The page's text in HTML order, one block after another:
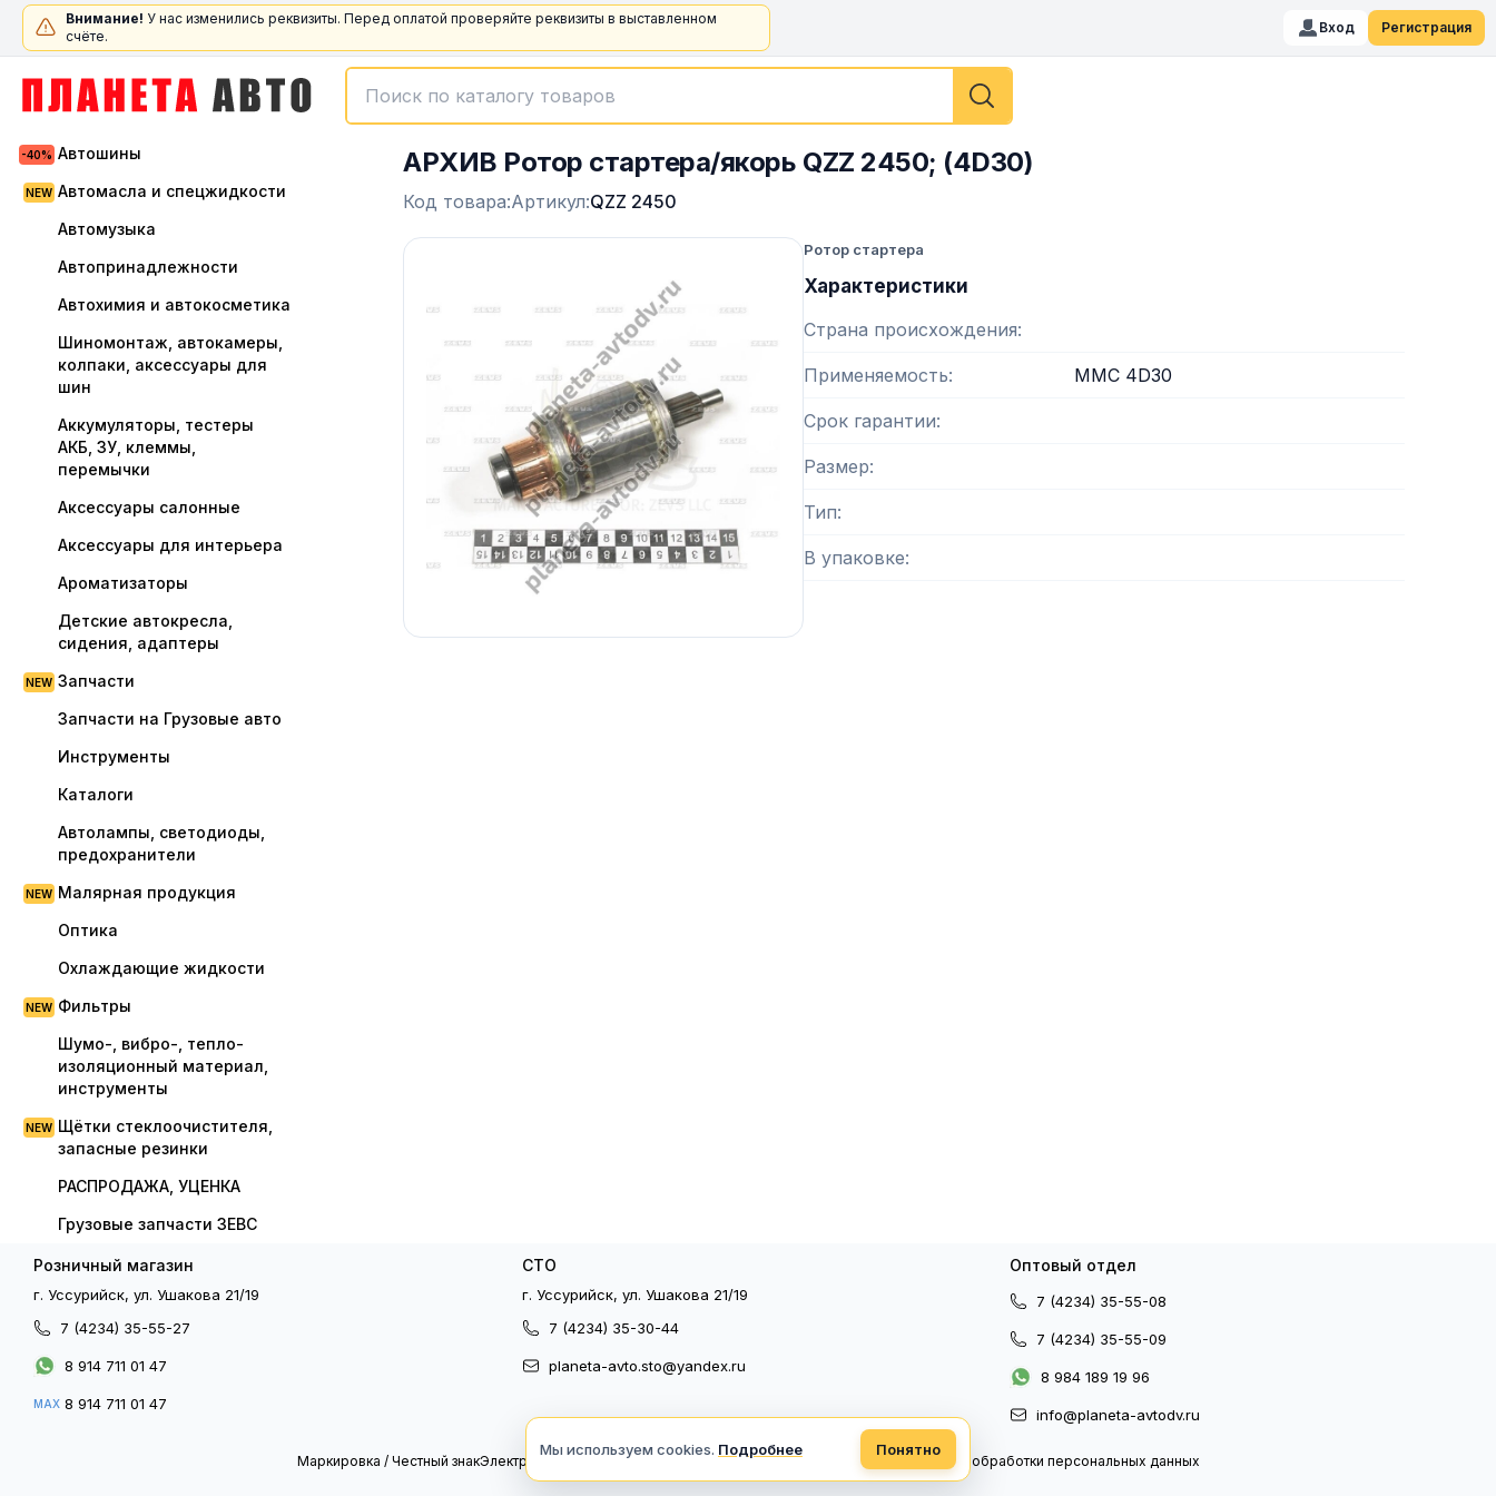
Внимание! У нас изменились реквизиты. Перед оплатой проверяйте реквизиты в выставленном
счёте.
Вход Регистрация
Автошины
Автомасла и спецжидкости
Автомузыка
Автопринадлежности
Автохимия и автокосметика
Шиномонтаж, автокамеры,
колпаки, аксессуары для
шин
Аккумуляторы, тестеры
АКБ, ЗУ, клеммы,
перемычки
Аксессуары салонные
Аксессуары для интерьера
Ароматизаторы
Детские автокресла,
сидения, адаптеры
Запчасти
Запчасти на Грузовые авто
Инструменты
Каталоги
Автолампы, светодиоды,
предохранители
Малярная продукция
Оптика
Охлаждающие жидкости
Фильтры
Шумо-, вибро-, тепло-
изоляционный материал,
инструменты
Щётки стеклоочистителя,
запасные резинки
РАСПРОДАЖА, УЦЕНКА
Грузовые запчасти ЗЕВС
АРХИВ Ротор стартера/якорь QZZ 2450; (4D30)
Код товара:Артикул:QZZ 2450
Ротор стартера
Характеристики
Страна происхождения
Применяемость MMC 4D30
Срок гарантии
Размер
Тип
В упаковке
Розничный магазин
г. Уссурийск, ул. Ушакова 21/19
7 (4234) 35-55-27
8 914 711 01 47
MAX 8 914 711 01 47
СТО
г. Уссурийск, ул. Ушакова 21/19
7 (4234) 35-30-44
planeta-avto.sto@yandex.ru
Оптовый отдел
7 (4234) 35-55-08
7 (4234) 35-55-09
8 984 189 19 96
info@planeta-avtodv.ru
Маркировка / Честный знакЭлектронный документооборот Политика конфиденциальности Политика обработки персональных данных
Мы используем cookies. Подробнее Понятно